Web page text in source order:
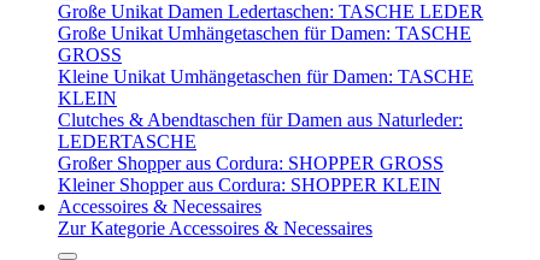
Große Unikat Damen Ledertaschen: TASCHE LEDER
Große Unikat Umhängetaschen für Damen: TASCHE
GROSS
Kleine Unikat Umhängetaschen für Damen: TASCHE
KLEIN
Clutches & Abendtaschen für Damen aus Naturleder:
LEDERTASCHE
Großer Shopper aus Cordura: SHOPPER GROSS
Kleiner Shopper aus Cordura: SHOPPER KLEIN
Accessoires & Necessaires
Zur Kategorie Accessoires & Necessaires